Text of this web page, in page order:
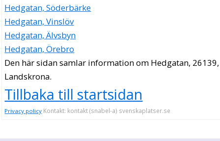
Hedgatan, Söderbärke
Hedgatan, Vinslöv
Hedgatan, Älvsbyn
Hedgatan, Örebro
Den här sidan samlar information om Hedgatan, 26139,
Landskrona.
Tillbaka till startsidan
Privacy policy Kontakt: kontakt (snabel-a) svenskaplatser.se